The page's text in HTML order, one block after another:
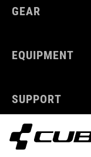
GEAR
EQUIPMENT
SUPPORT
ABOUT US